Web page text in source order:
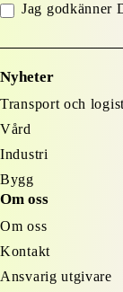
Jag godkänner
Nyheter
Transport och
Vård
Industri
Bygg
Om oss
Om oss
Kontakt
Ansvarig utgivare